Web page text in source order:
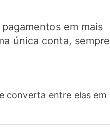
em mais
única conta, sempre
converta entre elas em